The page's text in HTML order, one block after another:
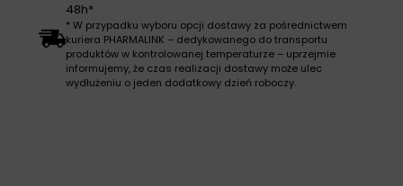
48h*
* W przypadku wyboru opcji dostawy za pośrednictwem
kuriera PHARMALINK – dedykowanego do transportu
produktów w kontrolowanej temperaturze – uprzejmie
informujemy, że czas realizacji dostawy może ulec
wydłużeniu o jeden dodatkowy dzień roboczy.